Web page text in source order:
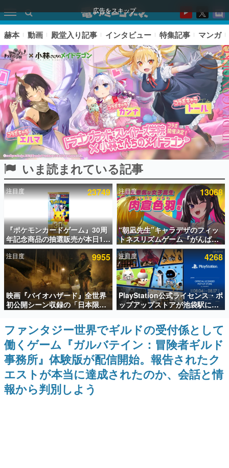
広告をスキップ
ピックアップ
電ファミのいま読まれている記事ランキング
アプリセール情報
インタビュー
連載・特集一覧
殿堂入り記事
SNS拡散数が数千以上！ ページビュー数万以上！ などな
ど。多くの人々に読まれた、電ファミ渾身の“殿堂入り”記
事をまとめました。
ゲームの企画書
名作ゲームクリエイターの方々に製作時のエピソードをお
聞きし、ヒットする企画（ゲーム）とは何か？を探ってい
きます。
赫本
この物語を解いてはいけない。『赫本』は、〈試験問題〉
の形をした短編ホラー小説集です。
赫本 動画 殿堂入り記事 インタビュー 特集記事 マンガ
いま読まれている記事
注目度 23749
『ポケモンカードゲーム』30周
年記念商品の抽選販売が本日12
時より開始。拡張パック「30th
CELEBRATION」のボックス
に、「プレミアムデッキセット
エーフィ・ブラッキー」
「FUTURISTIC BOX」の計3商
品
注目度 13068
“朝凪先生”キャラデザのフィッ
トネスリズムゲーム『がんば
れ！チアリズム』Steamストア
ページが公開。キャラクターの
CVは陽向葵ゅかさん
注目度 9955
映画『バイオハザード』全世界
初公開シーン収録の「日本限
定」予告映像が解禁。バイオの
日（8月10日）にあわせて、
「ラクーンシティ総合病院」へ
行く配達人の姿が披露
注目度 4268
PlayStation公式ライセンス・ポ
ップアップストアが池袋駅にて
期間限定で開催。夏のアパレル
や『ブラッドボーン』の新作ア
イテムが登場
ファンタジー世界でギルドの受付係として
働くゲーム『ガルバテイン：冒険者ギルド
事務所』体験版が配信開始。報告されたク
エストが本当に達成されたのか、会話と情
報から判別しよう